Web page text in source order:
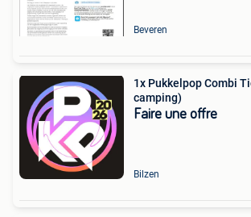
Beveren
1x Pukkelpop Combi
camping)
Faire une offre
Bilzen